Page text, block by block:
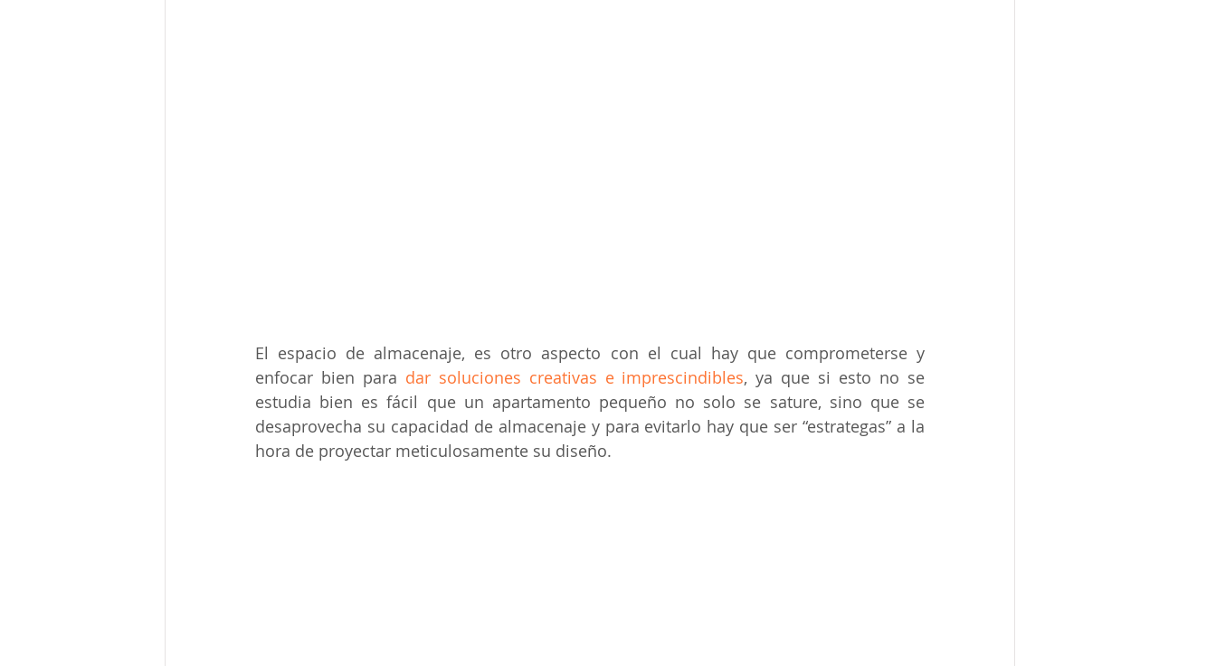
El espacio de almacenaje, es otro aspecto con el cual hay que comprometerse y
enfocar bien para dar soluciones creativas e imprescindibles, ya que si esto no se
estudia bien es fácil que un apartamento pequeño no solo se sature, sino que se
desaprovecha su capacidad de almacenaje y para evitarlo hay que ser “estrategas” a la
hora de proyectar meticulosamente su diseño.